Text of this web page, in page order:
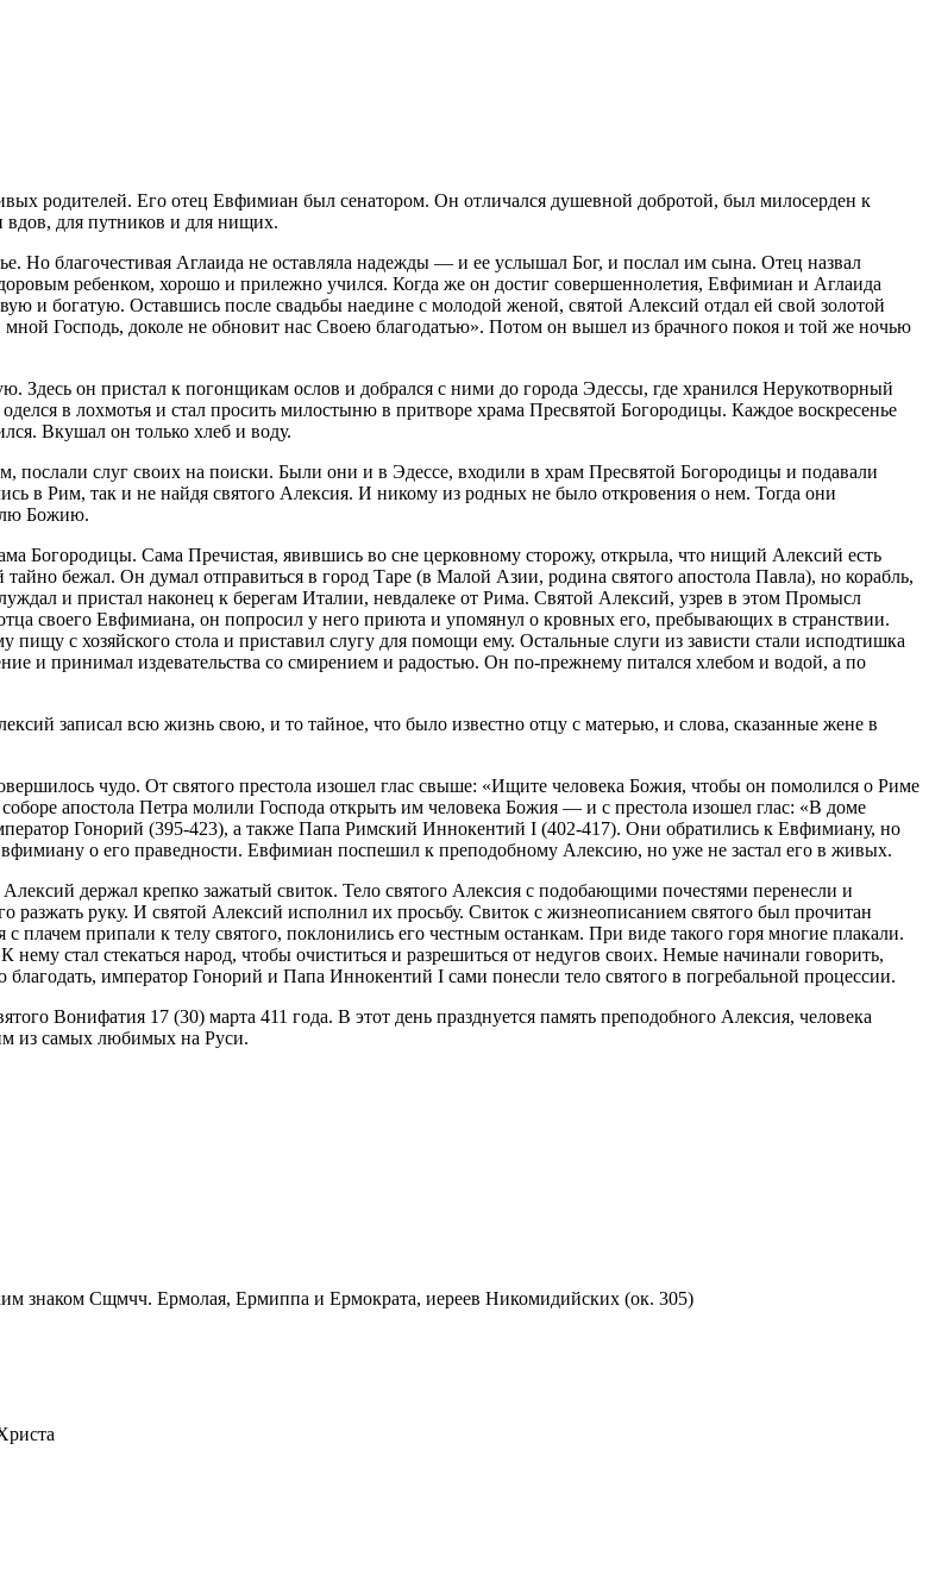
родителей. Его отец Евфимиан был сенатором. Он отличался душевной добротой, был милосерден к
вдов, для путников и для нищих.
Но благочестивая Аглаида не оставляла надежды ― и ее услышал Бог, и послал им сына. Отец назвал
ребенком, хорошо и прилежно учился. Когда же он достиг совершеннолетия, Евфимиан и Аглаида
и богатую. Оставшись после свадьбы наедине с молодой женой, святой Алексий отдал ей свой золотой
Господь, доколе не обновит нас Своею благодатью». Потом он вышел из брачного покоя и той же ночью
он пристал к погонщикам ослов и добрался с ними до города Эдессы, где хранился Нерукотворный
в лохмотья и стал просить милостыню в притворе храма Пресвятой Богородицы. Каждое воскресенье
Вкушал он только хлеб и воду.
послали слуг своих на поиски. Были они и в Эдессе, входили в храм Пресвятой Богородицы и подавали
в Рим, так и не найдя святого Алексия. И никому из родных не было откровения о нем. Тогда они
Божию.
Богородицы. Сама Пречистая, явившись во сне церковному сторожу, открыла, что нищий Алексий есть
бежал. Он думал отправиться в город Таре (в Малой Азии, родина святого апостола Павла), но корабль,
и пристал наконец к берегам Италии, невдалеке от Рима. Святой Алексий, узрев в этом Промысл
своего Евфимиана, он попросил у него приюта и упомянул о кровных его, пребывающих в странствии.
с хозяйского стола и приставил слугу для помощи ему. Остальные слуги из зависти стали исподтишка
и принимал издевательства со смирением и радостью. Он по-прежнему питался хлебом и водой, а по
записал всю жизнь свою, и то тайное, что было известно отцу с матерью, и слова, сказанные жене в
чудо. От святого престола изошел глас свыше: «Ищите человека Божия, чтобы он помолился о Риме
апостола Петра молили Господа открыть им человека Божия ― и с престола изошел глас: «В доме
Гонорий (395-423), а также Папа Римский Иннокентий I (402-417). Они обратились к Евфимиану, но
о его праведности. Евфимиан поспешил к преподобному Алексию, но уже не застал его в живых.
держал крепко зажатый свиток. Тело святого Алексия с подобающими почестями перенесли и
руку. И святой Алексий исполнил их просьбу. Свиток с жизнеописанием святого был прочитан
плачем припали к телу святого, поклонились его честным останкам. При виде такого горя многие плакали.
стал стекаться народ, чтобы очиститься и разрешиться от недугов своих. Немые начинали говорить,
император Гонорий и Папа Иннокентий I сами понесли тело святого в погребальной процессии.
Вонифатия 17 (30) марта 411 года. В этот день празднуется память преподобного Алексия, человека
из самых любимых на Руси.
Сщмчч. Ермолая, Ермиппа и Ермократа, иереев Никомидийских (ок. 305)